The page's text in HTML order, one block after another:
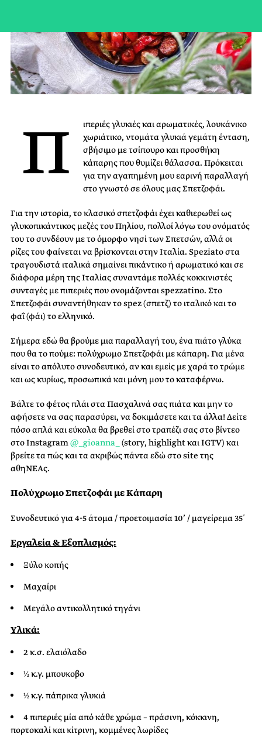
Π
ιπεριές γλυκιές και αρωματικές, λουκάνικο
χωριάτικο, ντομάτα γλυκιά γεμάτη ένταση,
σβήσιμο με τσίπουρο και προσθήκη
κάπαρης που θυμίζει θάλασσα. Πρόκειται
για την αγαπημένη μου εαρινή παραλλαγή
στο γνωστό σε όλους μας Σπετζοφάι.
Για την ιστορία, το κλασικό σπετζοφάι έχει καθιερωθεί ως
γλυκοπικάντικος μεζές του Πηλίου, πολλοί λόγω του ονόματός
του το συνδέουν με το όμορφο νησί των Σπετσών, αλλά οι
ρίζες του φαίνεται να βρίσκονται στην Ιταλία. Speziato στα
τραγουδιστά ιταλικά σημαίνει πικάντικο ή αρωματικό και σε
διάφορα μέρη της Ιταλίας συναντάμε πολλές κοκκινιστές
συνταγές με πιπεριές που ονομάζονται spezzatino. Στο
Σπετζοφάι συναντήθηκαν το spez (σπετζ) το ιταλικό και το
φαΐ (φάι) το ελληνικό.
Σήμερα εδώ θα βρούμε μια παραλλαγή του, ένα πιάτο γλύκα
που θα το πούμε: πολύχρωμο Σπετζοφάι με κάπαρη. Για μένα
είναι το απόλυτο συνοδευτικό, αν και εμείς με χαρά το τρώμε
και ως κυρίως, προσωπικά και μόνη μου το καταφέρνω.
Βάλτε το φέτος πλάι στα Πασχαλινά σας πιάτα και μην το
αφήσετε να σας παρασύρει, να δοκιμάσετε και τα άλλα! Δείτε
πόσο απλά και εύκολα θα βρεθεί στο τραπέζι σας στο βίντεο
στο Instagram@_gioanna_ (story, highlight και IGTV) και
βρείτε τα πώς και τα ακριβώς πάντα εδώ στο site της
αθηΝΕΑς.
Πολύχρωμο Σπετζοφάι με Κάπαρη
Συνοδευτικό για 4-5 άτομα / προετοιμασία 10’ / μαγείρεμα 35΄
Εργαλεία & Εξοπλισμός:
Ξύλο κοπής
Μαχαίρι
Μεγάλο αντικολλητικό τηγάνι
Υλικά:
2 κ.σ. ελαιόλαδο
½ κ.γ. μπουκοβο
½ κ.γ. πάπρικα γλυκιά
4 πιπεριές μία από κάθε χρώμα – πράσινη, κόκκινη,
πορτοκαλί και κίτρινη, κομμένες λωρίδες